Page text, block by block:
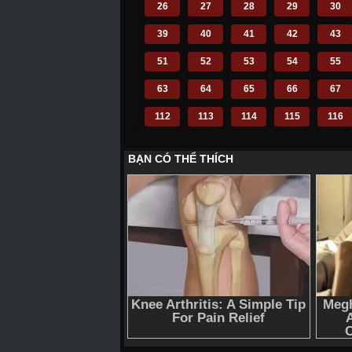
26 27 28 29 30
39 40 41 42 43
51 52 53 54 55
63 64 65 66 67
112 113 114 115 116
149 150 151
160 161 162 163 164
173 174 175 176
185 188
196 197 198 199 200
210 211 212 214 215